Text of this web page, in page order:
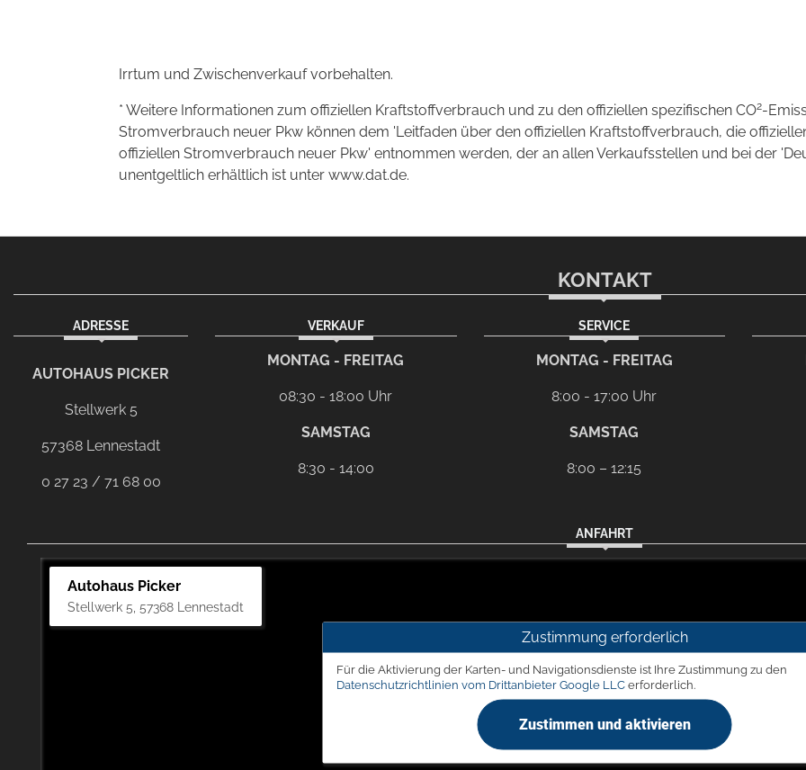
Irrtum und Zwischenverkauf vorbehalten.
* Weitere Informationen zum offiziellen Kraftstoffverbrauch und zu den offiziellen spezifischen CO2-
Stromverbrauch neuer Pkw können dem 'Leitfaden über den offiziellen Kraftstoffverbrauch, die
offiziellen Stromverbrauch neuer Pkw' entnommen werden, der an allen Verkaufsstellen und bei der
unentgeltlich erhältlich ist unter www.dat.de.
KONTAKT
ADRESSE
AUTOHAUS PICKER
Stellwerk 5
57368 Lennestadt
0 27 23 / 71 68 00
VERKAUF
MONTAG - FREITAG
08:30 - 18:00 Uhr
SAMSTAG
8:30 - 14:00
SERVICE
MONTAG - FREITAG
8:00 - 17:00 Uhr
SAMSTAG
8:00 – 12:15
Dieser Link führt zu Ihrem eMail-Programm
ANFAHRT
Autohaus Picker
Stellwerk 5, 57368 Lennestadt
Zustimmung erforderlich
Für die Aktivierung der Karten- und Navigationsdienste ist Ihre Zustimmung zu den
Datenschutzrichtlinien vom Drittanbieter Google LLCerforderlich.
Zustimmen und aktivieren